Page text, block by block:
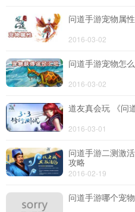
问道手游宠物属
2016-03-02
问道手游宠物怎
2016-03-02
道友真会玩 《问
2016-03-01
问道手游二测激
攻略
2016-02-19
问道手游哪个宠